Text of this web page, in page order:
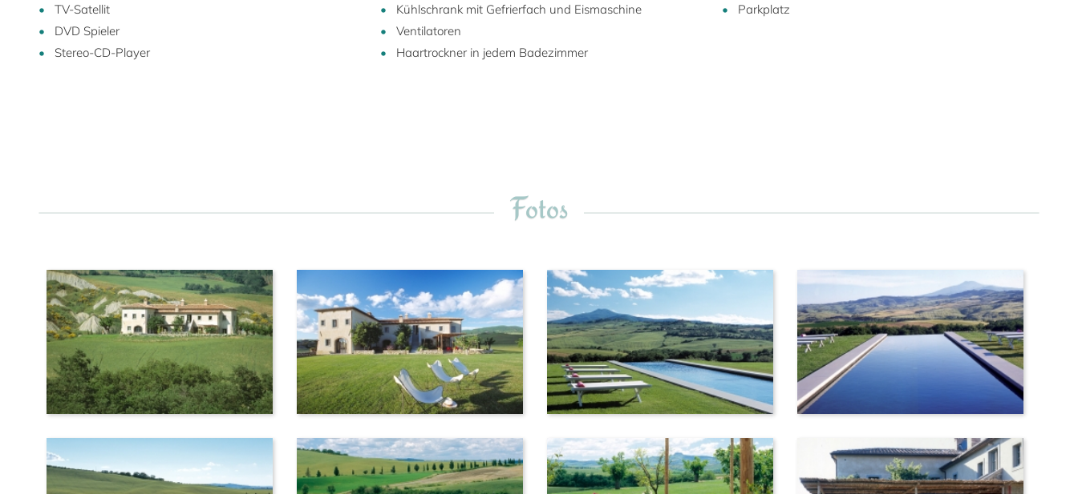
TV-Satellit
DVD Spieler
Stereo-CD-Player
Kühlschrank mit Gefrierfach und Eismaschine
Ventilatoren
Haartrockner in jedem Badezimmer
Parkplatz
Fotos